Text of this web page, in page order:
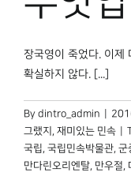
장국영이 죽었다. 이제
확실하지 않다. [...]
By dintro_admin
그랬지 , 재미있는 민속
국립, 국립민속박물관, 군
만다린오리엔탈, 만우절,